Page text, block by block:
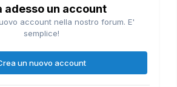
adesso un account
account nella nostro forum. E'
semplice!
un nuovo account